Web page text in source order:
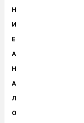
Н
И
Е
А
Н
А
Л
О